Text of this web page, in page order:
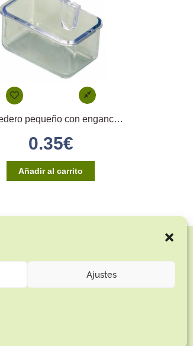
Ajustes
Comedero pequeño con enganche directo
0.35€
Añadir al carrito